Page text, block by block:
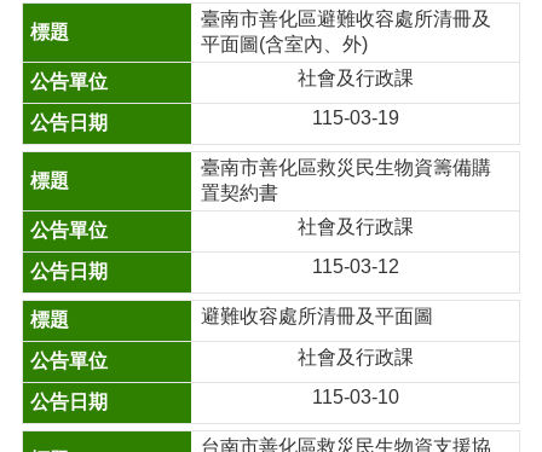
臺南市善化區避難收容處所清冊及
平面圖(含室內、外)
社會及行政課
115-03-19
臺南市善化區救災民生物資籌備購
置契約書
社會及行政課
115-03-12
避難收容處所清冊及平面圖
社會及行政課
115-03-10
台南市善化區救災民生物資支援協